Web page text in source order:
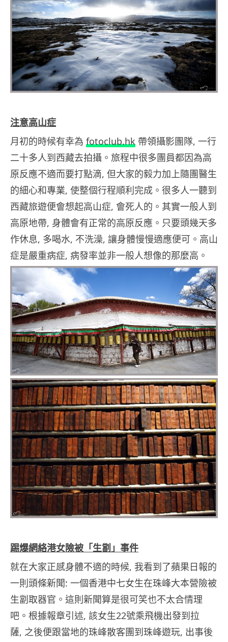
注意高山症
月初的時候有幸為 fotoclub.hk 帶領攝影團隊, 一行
二十多人到西藏去拍攝。旅程中很多團員都因為高
原反應不適而要打點滴, 但大家的毅力加上隨團醫生
的細心和專業, 使整個行程順利完成。很多人一聽到
西藏旅遊便會想起高山症, 會死人的。其實一般人到
高原地帶, 身體會有正常的高原反應。只要頭幾天多
作休息, 多喝水, 不洗澡, 讓身體慢慢適應便可。高山
症是嚴重病症, 病發率並非一般人想像的那麼高。
踢爆網絡港女險被「生劏」事件
就在大家正感身體不適的時候, 我看到了蘋果日報的
一則頭條新聞: 一個香港中七女生在珠峰大本營險被
生劏取器官。這則新聞算是很可笑也不太合情理
吧。根據報章引述, 該女生22號乘飛機出發到拉
薩, 之後便跟當地的珠峰散客團到珠峰遊玩, 出事後